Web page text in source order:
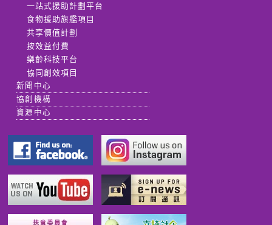
一站式援助計劃平台
食物援助旗艦項目
共享價值計劃
按效益付費
樂齡科技平台
協同創效項目
新聞中心
協創機構
資源中心